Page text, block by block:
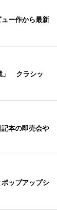
ー作から最新
」 クラシッ
本の即売会や
ップアップシ